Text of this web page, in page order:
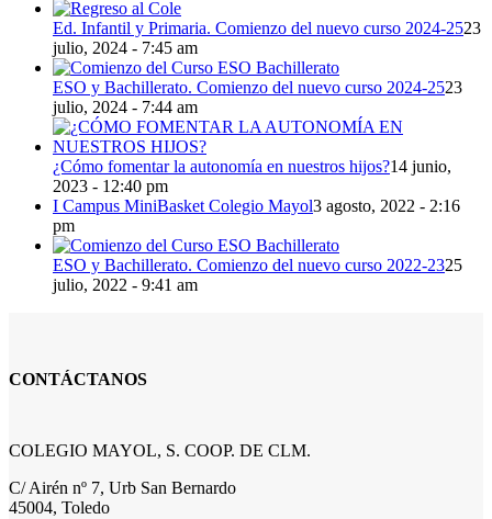
Ed. Infantil y Primaria. Comienzo del nuevo curso 2024-2523
julio, 2024 - 7:45 am
ESO y Bachillerato. Comienzo del nuevo curso 2024-2523
julio, 2024 - 7:44 am
¿Cómo fomentar la autonomía en nuestros hijos?14 junio,
2023 - 12:40 pm
I Campus MiniBasket Colegio Mayol3 agosto, 2022 - 2:16
pm
ESO y Bachillerato. Comienzo del nuevo curso 2022-2325
julio, 2022 - 9:41 am
CONTÁCTANOS
COLEGIO MAYOL, S. COOP. DE CLM.
C/ Airén nº 7, Urb San Bernardo
45004, Toledo